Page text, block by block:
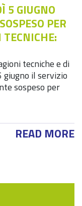
5 GIUGNO
PER
TECNICHE:
tecniche e di
il servizio
sospeso per
READ MORE